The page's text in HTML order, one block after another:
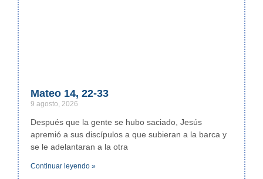
Mateo 14, 22-33
9 agosto, 2026
Después que la gente se hubo saciado, Jesús
apremió a sus discípulos a que subieran a la barca y
se le adelantaran a la otra
Continuar leyendo »